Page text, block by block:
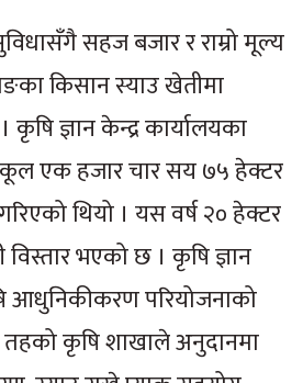
सहज बजार र राम्रो मूल्य
किसान स्याउ खेतीमा
ज्ञान केन्द्र कार्यालयका
एक हजार चार सय ७५ हेक्टर
थियो । यस वर्ष २० हेक्टर
विस्तार भएको छ । कृषि ज्ञान
आधुनिकीकरण परियोजनाको
तहको कृषि शाखाले अनुदानमा